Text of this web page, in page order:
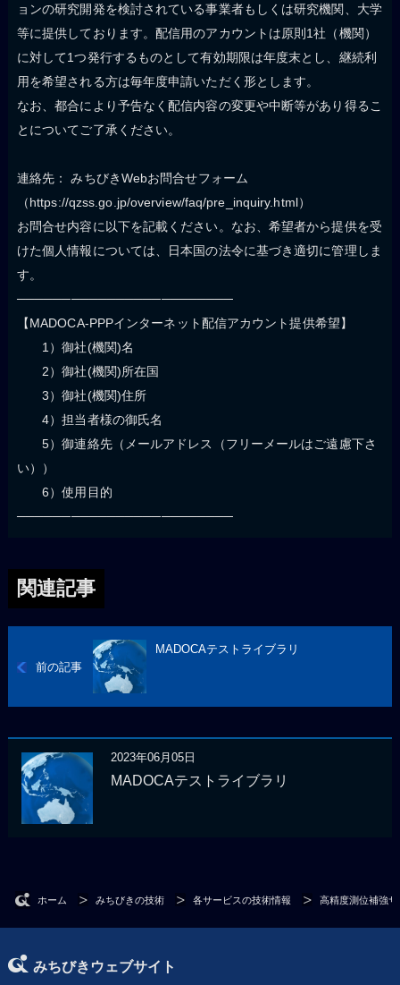
ョンの研究開発を検討されている事業者もしくは研究機関、大学
等に提供しております。配信用のアカウントは原則1社（機関）
に対して1つ発行するものとして有効期限は年度末とし、継続利
用を希望される方は毎年度申請いただく形とします。
なお、都合により予告なく配信内容の変更や中断等があり得るこ
とについてご了承ください。
連絡先： みちびきWebお問合せフォーム
（https://qzss.go.jp/overview/faq/pre_inquiry.html）
お問合せ内容に以下を記載ください。なお、希望者から提供を受
けた個人情報については、日本国の法令に基づき適切に管理しま
す。
────────────────────────
【MADOCA-PPPインターネット配信アカウント提供希望】
1）御社(機関)名
2）御社(機関)所在国
3）御社(機関)住所
4）担当者様の御氏名
5）御連絡先（メールアドレス（フリーメールはご遠慮下さ
い））
6）使用目的
────────────────────────
関連記事
前の記事
MADOCAテストライブラリ
2023年06月05日
MADOCAテストライブラリ
ホーム みちびきの技術 各サービスの技術情報 高精度測位補強
みちびきウェブサイト